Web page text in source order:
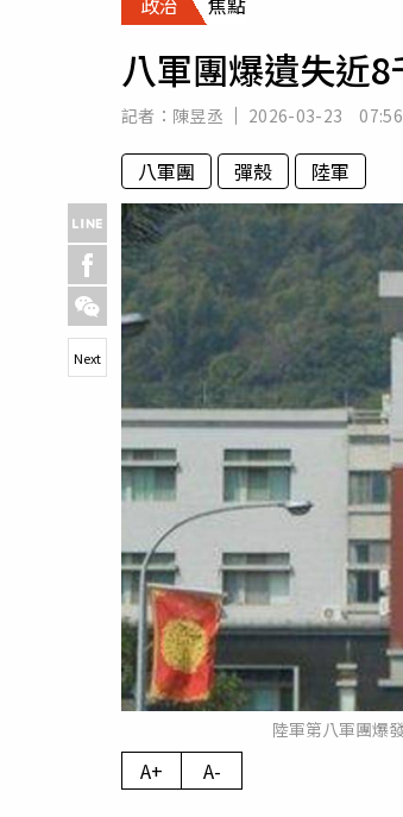
八軍團爆遺失近
記者： 陳昱丞 2026-03-23 07:56
八軍團 彈殼 陸軍
陸軍第八軍團爆
Next
A+ A-